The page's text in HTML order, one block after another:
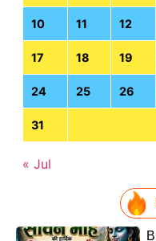
10 11 12
17 18 19
24 25 26
31
« Jul